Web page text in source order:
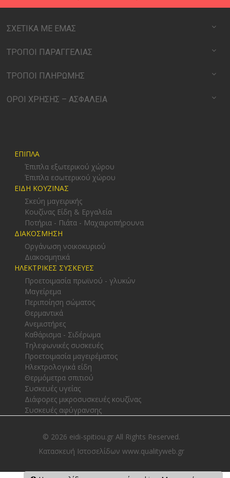
ΣΧΕΤΙΚΑ ΜΕ ΕΜΑΣ
ΤΡΟΠΟΙ ΠΑΡΑΓΓΕΛΙΑΣ
ΤΡΟΠΟΙ ΠΛΗΡΩΜΗΣ
ΟΡΟΙ ΧΡΗΣΗΣ – ΑΣΦΑΛΕΙΑ
ΕΠΙΠΛΑ
Έπιπλα εξωτερικού χώρου
Έπιπλα εσωτερικού χώρου
ΕΙΔΗ ΚΟΥΖΙΝΑΣ
Σκεύη μαγειρικής
Κουζίνας Είδη & Εργαλεία
Ποτήρια - Πιάτα - Μαχαιροπήρουνα
ΔΙΑΚΟΣΜΗΣΗ
Οργάνωση νοικοκυριού
Διακοσμητικά
ΗΛΕΚΤΡΙΚΕΣ ΣΥΣΚΕΥΕΣ
Προετοιμασία πρωϊνού - γλυκών
Μαγείρεμα
Περιποίηση σώματος
Θερμαντικά
Ανεμιστήρες
Καθάρισμα - Σιδέρωμα
Τηλεφωνικές συσκευές
Προετοιμασία μαγειρέματος
Ηλεκτρολογικά είδη
Θερμόμετρα σπιτιού
Συσκευές υγείας
Διάφορες μικροσυσκευές κουζίνας
Συσκευές αφύγρανσης
© 2026 eidi-spitiou.gr All Rights Reserved.
Κατασκευή Ιστοσελίδων www.qualityweb.gr